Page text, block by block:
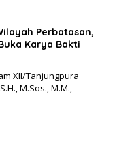
Perbatasan,
Karya Bakti
XII/Tanjungpura
M.Sos., M.M.,